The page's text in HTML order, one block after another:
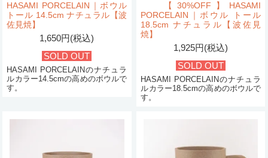
HASAMI PORCELAIN｜ボウル
トール 14.5cm ナチュラル【波
佐見焼】
1,650円(税込)
SOLD OUT
HASAMI PORCELAINのナチュラ
ルカラー14.5cmの高めのボウルで
す。
【30%OFF】HASAMI
PORCELAIN｜ボウル トール
18.5cm ナチュラル【波佐見
焼】
1,925円(税込)
SOLD OUT
HASAMI PORCELAINのナチュラ
ルカラー18.5cmの高めのボウルで
す。